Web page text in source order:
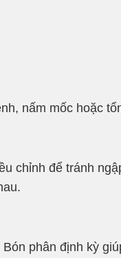
nấm mốc hoặc
chỉnh để tránh
phân định kỳ